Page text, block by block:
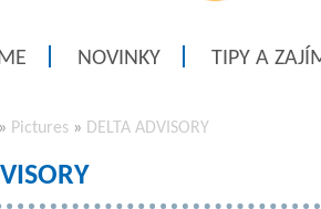
NOVINKY TIPY A
» Pictures » DELTA ADVISORY